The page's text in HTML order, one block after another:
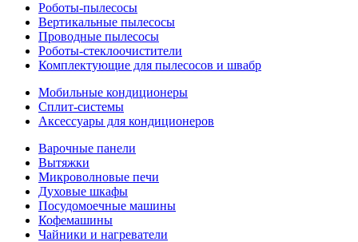
Роботы-пылесосы
Вертикальные пылесосы
Проводные пылесосы
Роботы-стеклоочистители
Комплектующие для пылесосов и швабр
Мобильные кондиционеры
Сплит-системы
Аксессуары для кондиционеров
Варочные панели
Вытяжки
Микроволновые печи
Духовые шкафы
Посудомоечные машины
Кофемашины
Чайники и нагреватели